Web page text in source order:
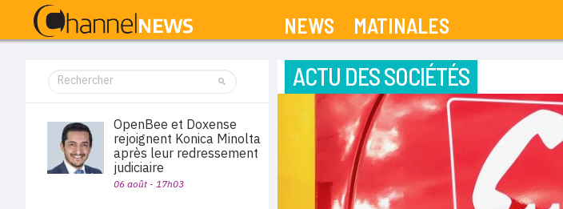
NEWS MATINALES
ACTU DES SOCIÉTÉS
OpenBee et Doxense
rejoignent Konica Minolta
après leur redressement
judiciaire
06 août - 17h03